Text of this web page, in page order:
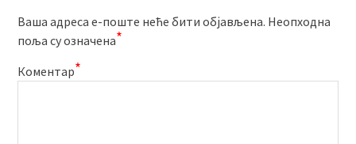
Ваша адреса е-поште неће бити објављена. Неопходна
поља су означена*
Коментар*